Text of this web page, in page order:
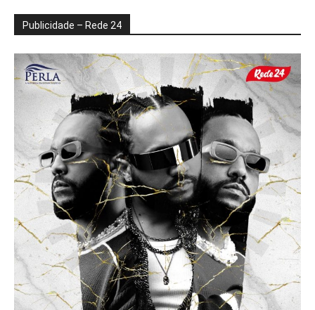
Publicidade – Rede 24